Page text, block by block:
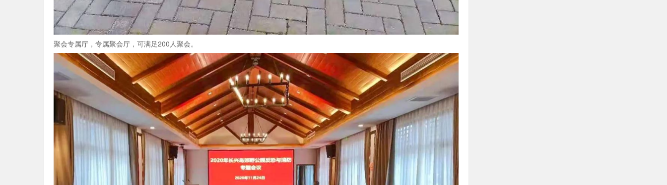
聚会专属厅，专属聚会厅，可满足200人聚会。